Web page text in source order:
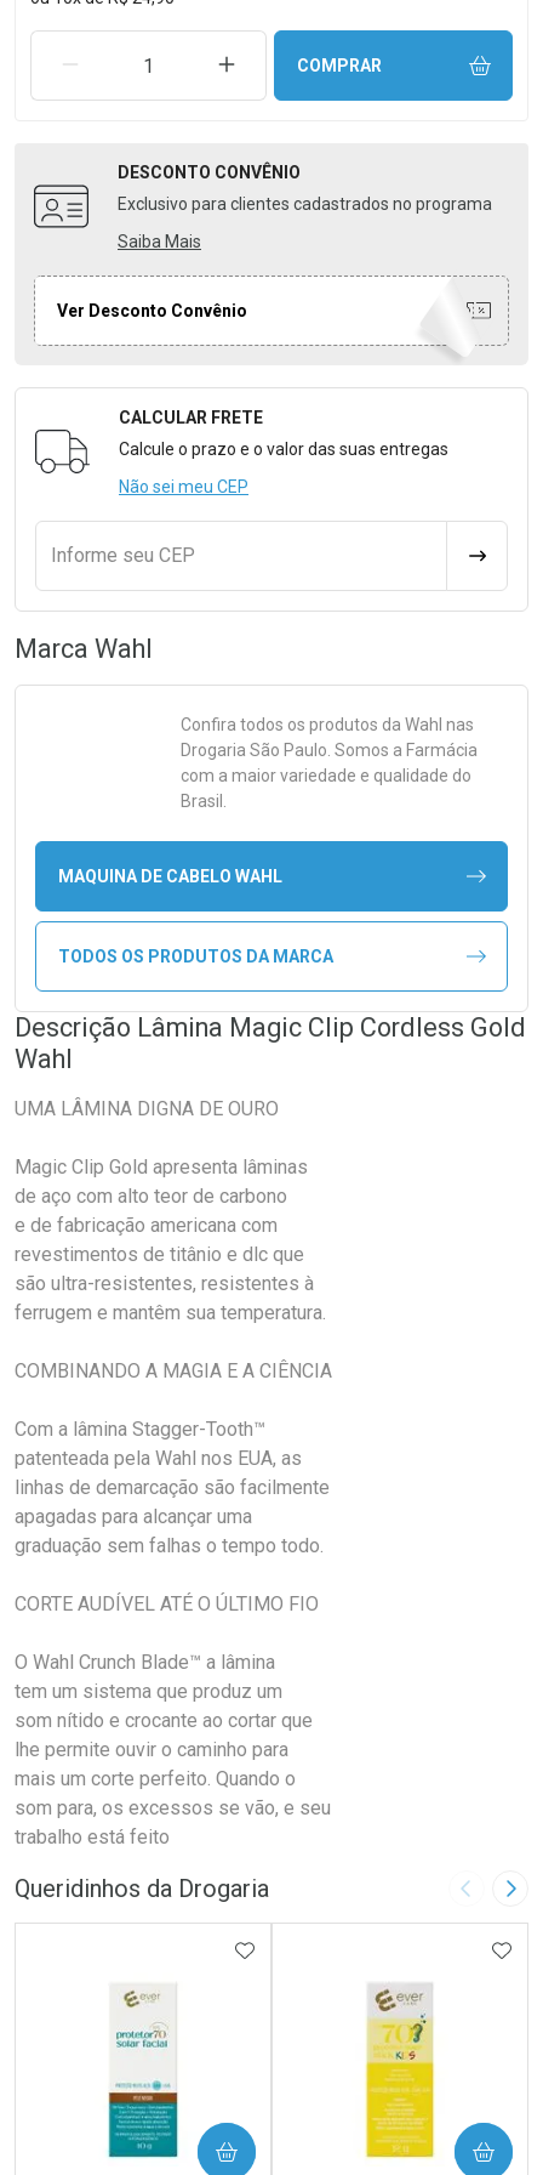
REMOVER UMA UNIDADEAUMENTAR UMA UNIDADE
COMPRAR
DESCONTO CONVÊNIO
Exclusivo para clientes cadastrados no programa
Saiba Mais
Ver Desconto Convênio
Formulário para Calcular o Frete
CALCULAR FRETE
Calcule o prazo e o valor das suas entregas
Não sei meu CEP
Informe seu CEP
Marca Wahl
Confira todos os produtos da Wahl nas
Drogaria São Paulo. Somos a Farmácia
com a maior variedade e qualidade do
Brasil.
MAQUINA DE CABELO WAHL
TODOS OS PRODUTOS DA MARCA
Descrição Lâmina Magic Clip Cordless Gold
Wahl
UMA LÂMINA DIGNA DE OURO
Magic Clip Gold apresenta lâminas
de aço com alto teor de carbono
e de fabricação americana com
revestimentos de titânio e dlc que
são ultra-resistentes, resistentes à
ferrugem e mantêm sua temperatura.
COMBINANDO A MAGIA E A CIÊNCIA
Com a lâmina Stagger-Tooth™
patenteada pela Wahl nos EUA, as
linhas de demarcação são facilmente
apagadas para alcançar uma
graduação sem falhas o tempo todo.
CORTE AUDÍVEL ATÉ O ÚLTIMO FIO
O Wahl Crunch Blade™ a lâmina
tem um sistema que produz um
som nítido e crocante ao cortar que
lhe permite ouvir o caminho para
mais um corte perfeito. Quando o
som para, os excessos se vão, e seu
trabalho está feito
Queridinhos da Drogaria Imagem
ADICIONAR AOS FAVORITOS
COMPRAR COMPRAR